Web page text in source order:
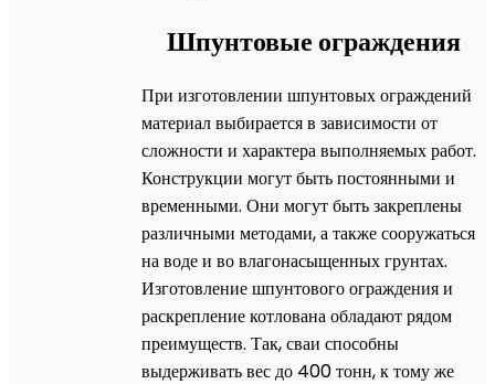
Шпунтовые ограждения
При изготовлении шпунтовых ограждений
материал выбирается в зависимости от
сложности и характера выполняемых работ.
Конструкции могут быть постоянными и
временными. Они могут быть закреплены
различными методами, а также сооружаться
на воде и во влагонасыщенных грунтах.
Изготовление шпунтового ограждения и
раскрепление котлована обладают рядом
преимуществ. Так, сваи способны
выдерживать вес до 400 тонн, к тому же